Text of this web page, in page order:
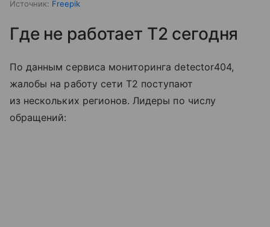
Источник: Freepik
Где не работает T2 сегодня
По данным сервиса мониторинга detector404,
жалобы на работу сети T2 поступают
из нескольких регионов. Лидеры по числу
обращений: